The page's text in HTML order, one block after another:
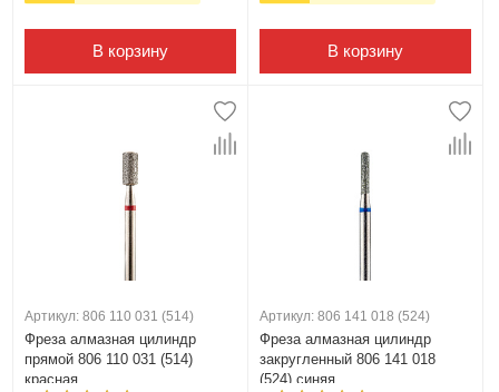
В корзину В корзину
Артикул: 806 110 031 (514)
Фреза алмазная цилиндр
прямой 806 110 031 (514)
красная
Артикул: 806 141 018 (524)
Фреза алмазная цилиндр
закругленный 806 141 018
(524) синяя